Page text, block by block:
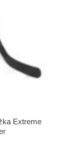
Extreme